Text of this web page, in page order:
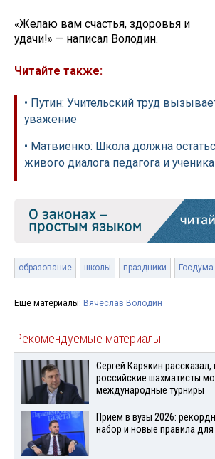
«Желаю вам счастья, здоровья и
удачи!» — написал Володин.
Читайте также:
• Путин: Учительский труд
уважение
• Матвиенко: Школа должна
живого диалога педагога и ученика
образование школы праздники Госдума
Ещё материалы: Вячеслав Володин
Рекомендуемые материалы
Сергей Карякин рассказал,
российские шахматисты
международные турниры
Прием в вузы 2026:
набор и новые правила